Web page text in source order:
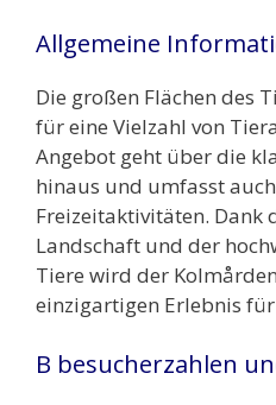
Allgemeine
Die großen Flächen des
für eine Vielzahl von
Angebot geht über die
hinaus und umfasst
Freizeitaktivitäten. Dank
Landschaft und der
Tiere wird der
einzigartigen Erlebnis
B besucherzahlen